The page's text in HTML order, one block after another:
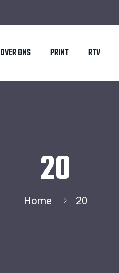
OVER ONS PRINT RTV
20
Home 20